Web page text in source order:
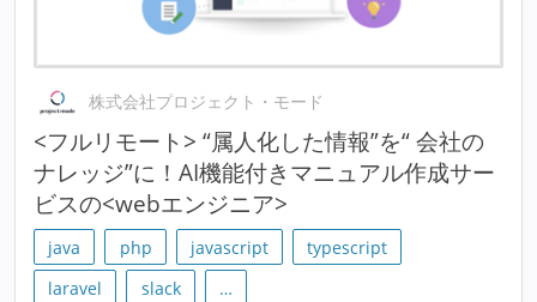
株式会社プロジェクト・モード
<フルリモート> “属人化した情報”を“ 会社の
ナレッジ”に！AI機能付きマニュアル作成サー
ビスの<webエンジニア>
java php javascript
typescript
laravel
slack …